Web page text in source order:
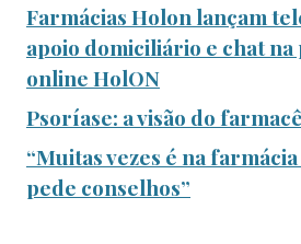
Farmácias Holon lançam
apoio domiciliário e chat
online HolON
Psoríase: a visão do
“Muitas vezes é na
pede conselhos”